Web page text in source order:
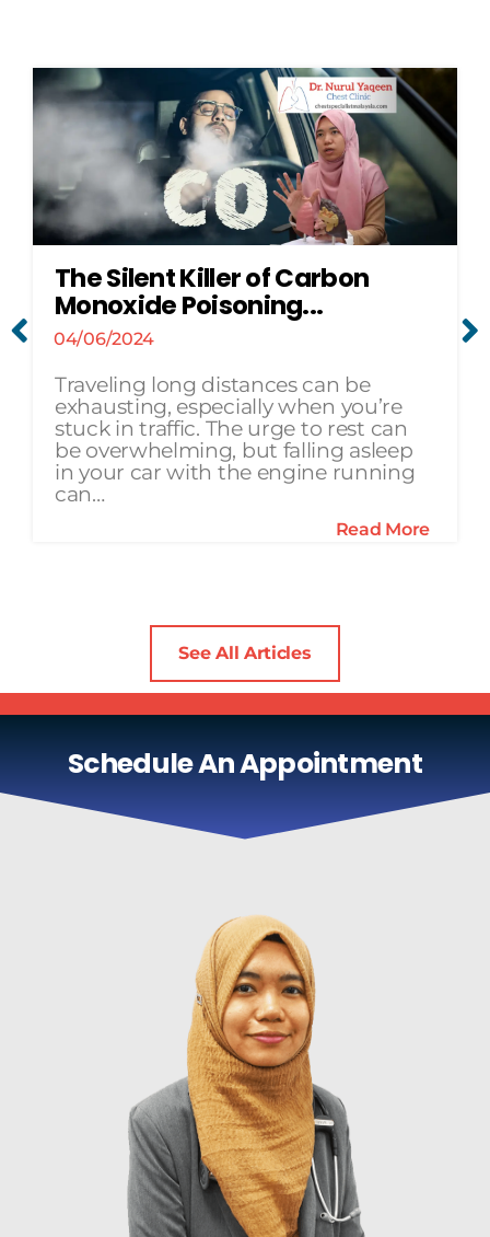
The Silent Killer of Carbon
Monoxide Poisoning...
04/06/2024
Traveling long distances can be
exhausting, especially when you’re
stuck in traffic. The urge to rest can
be overwhelming, but falling asleep
in your car with the engine running
can…
Read More
See All Articles
Schedule An Appointment